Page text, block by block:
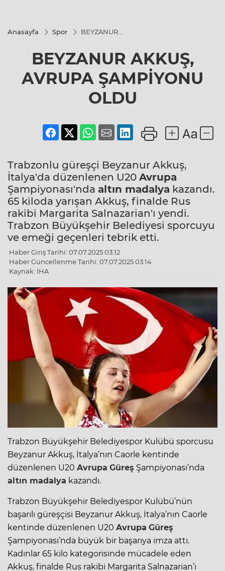
Anasayfa Spor
BEYZANUR
ŞAMPİYONU
OLDU
BEYZANUR AKKUŞ,
AVRUPA ŞAMPİYONU
OLDU
Trabzonlu güreşçi Beyzanur Akkuş,
İtalya'da düzenlenen U20 Avrupa
Şampiyonası'nda altın madalya kazandı.
65 kiloda yarışan Akkuş, finalde Rus
rakibi Margarita Salnazarian'ı yendi.
Trabzon Büyükşehir Belediyesi sporcuyu
ve emeği geçenleri tebrik etti.
Haber Giriş Tarihi: 07.07.2025 03:12
Haber Güncellenme Tarihi: 07.07.2025 03:14
Kaynak: İHA
Trabzon Büyükşehir Belediyespor Kulübü sporcusu
Beyzanur Akkuş, İtalya’nın Caorle kentinde
düzenlenen U20 Avrupa Güreş Şampiyonası’nda
altın madalya kazandı.
Trabzon Büyükşehir Belediyespor Kulübü’nün
başarılı güreşçisi Beyzanur Akkuş, İtalya’nın Caorle
kentinde düzenlenen U20 Avrupa Güreş
Şampiyonası’nda büyük bir başarıya imza attı.
Kadınlar 65 kilo kategorisinde mücadele eden
Akkuş, finalde Rus rakibi Margarita Salnazarian’ı